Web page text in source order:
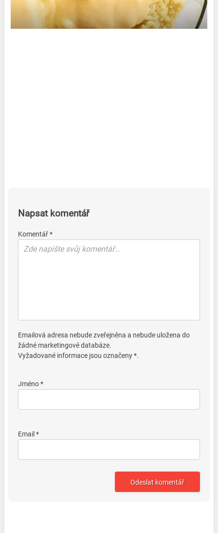
Napsat komentář
Komentář *
Emailová adresa nebude zveřejněna a nebude uložena do
žádné marketingové databáze.
Vyžadované informace jsou označeny *.
Jméno *
Email *